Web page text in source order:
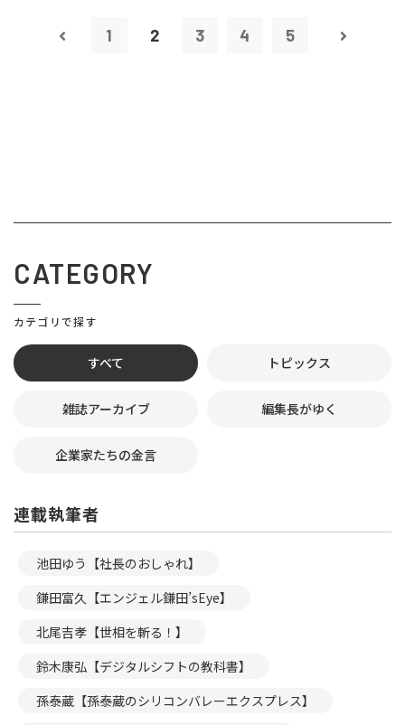
1 2 3 4 5
CATEGORY
カテゴリで探す
すべて トピックス
雑誌アーカイブ 編集長がゆく
企業家たちの金言
連載執筆者
池田ゆう【社長のおしゃれ】
鎌田富久【エンジェル鎌田’sEye】
北尾吉孝【世相を斬る！】
鈴木康弘【デジタルシフトの教科書】
孫泰蔵【孫泰蔵のシリコンバレーエクスプレス】